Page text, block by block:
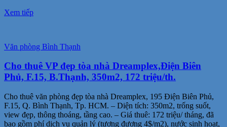
Xem tiếp
Văn phòng Bình Thạnh
Cho thuê VP đẹp tòa nhà Dreamplex,Điện Biên
Phủ, F.15, B.Thạnh, 350m2, 172 triệu/th.
Cho thuê văn phòng đẹp tòa nhà Dreamplex, 195 Điện Biên Phủ,
F.15, Q. Bình Thạnh, Tp. HCM. – Diện tích: 350m2, trống suốt,
view đẹp, thông thoáng, tầng cao. – Giá thuê: 172 triệu/ tháng, đã
bao gồm phí dịch vụ quản lý (tương đương 4$/m2), nước sinh hoạt,